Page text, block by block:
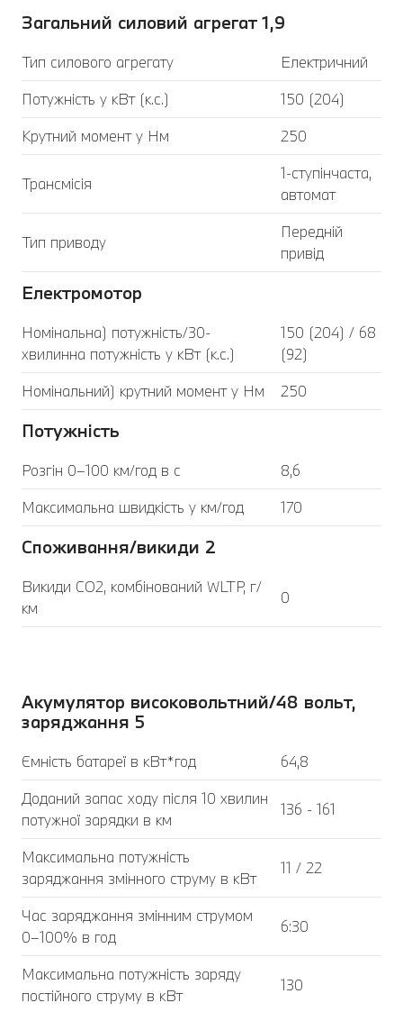
Загальний силовий агрегат 1,9
Тип силового агрегату
Електричний
Потужність у кВт (к.с.)
150 (204)
Крутний момент у Нм
250
Трансмісія
1-ступінчаста,
автомат
Тип приводу
Передній
привід
Електромотор
Номінальна) потужність/30-
хвилинна потужність у кВт (к.с.)
150 (204) / 68
(92)
Номінальний) крутний момент у Нм
250
Потужність
Розгін 0–100 км/год в с
8,6
Максимальна швидкість у км/год
170
Споживання/викиди 2
Викиди CO2, комбінований WLTP, г/
км
0
Акумулятор високовольтний/48 вольт,
заряджання 5
Ємність батареї в кВт*год
64,8
Доданий запас ходу після 10 хвилин
потужної зарядки в км
136 - 161
Максимальна потужність
заряджання змінного струму в кВт
11 / 22
Час заряджання змінним струмом
0–100% в год
6:30
Максимальна потужність заряду
постійного струму в кВт
130